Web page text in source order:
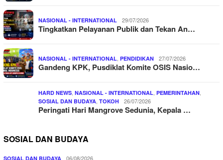
NASIONAL - INTERNATIONAL 29/07/2026
Tingkatkan Pelayanan Publik dan Tekan An…
NASIONAL - INTERNATIONAL PENDIDIKAN 27/07/2026
Gandeng KPK, Pusdiklat Komite OSIS Nasio…
HARD NEWS NASIONAL - INTERNATIONAL PEMERINTAHAN
SOSIAL DAN BUDAYA TOKOH 26/07/2026
Peringati Hari Mangrove Sedunia, Kepala …
SOSIAL DAN BUDAYA
SOSIAL DAN BUDAYA 06/08/2026